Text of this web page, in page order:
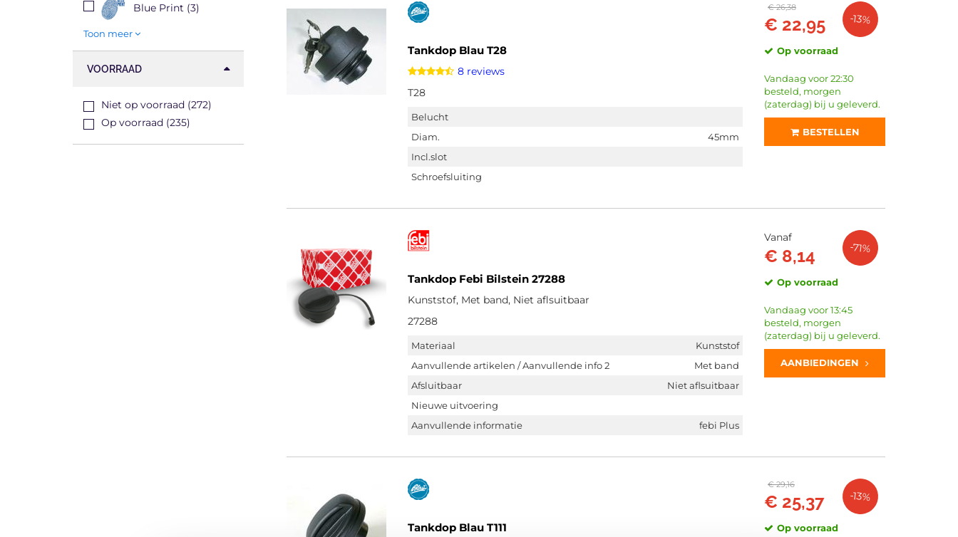
Blue Print (3)
Toon meer
VOORRAAD
Niet op voorraad (272)
Op voorraad (235)
Tankdop Blau T28
8 reviews
T28
Belucht
Diam.
45mm
Incl.slot
Schroefsluiting
€ 26,38
€ 22,95 -13%
Op voorraad
Vandaag voor 22:30
besteld, morgen
(zaterdag) bij u geleverd.
BESTELLEN
Tankdop Febi Bilstein 27288
Kunststof, Met band, Niet aflsuitbaar
27288
Materiaal
Kunststof
Aanvullende artikelen / Aanvullende info 2
Met band
Afsluitbaar
Niet aflsuitbaar
Nieuwe uitvoering
Aanvullende informatie
febi Plus
Vanaf
€ 8,14 -71%
Op voorraad
Vandaag voor 13:45
besteld, morgen
(zaterdag) bij u geleverd.
AANBIEDINGEN
Tankdop Blau T111
€ 29,16
€ 25,37 -13%
Op voorraad